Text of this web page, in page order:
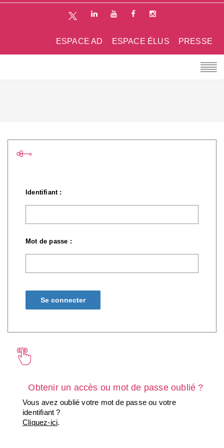
PRESSE
ESPACE ÉLUS
ESPACE AD
Identifiant :
Mot de passe :
Obtenir un accès ou mot de passe oublié ?
Vous avez oublié votre mot de passe ou votre
identifiant ?
Cliquez-ici.